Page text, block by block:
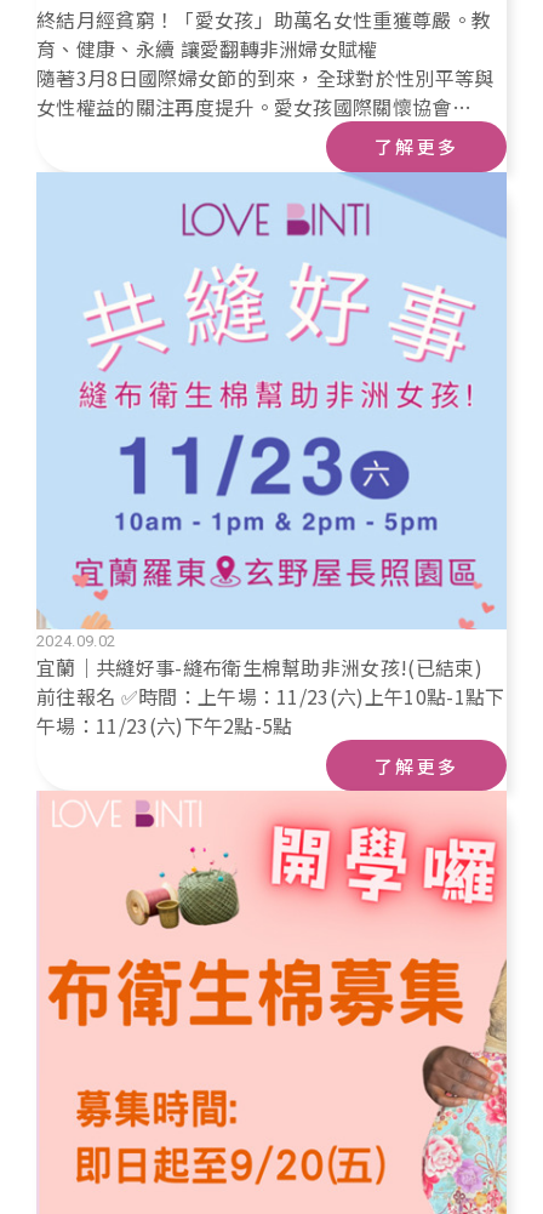
終結月經貧窮！「愛女孩」助萬名女性重獲尊嚴。教
育、健康、永續 讓愛翻轉非洲婦女賦權
隨著3月8日國際婦女節的到來，全球對於性別平等與
女性權益的關注再度提升。愛女孩國際關懷協會
（Love Binti International）作為致力於婦女賦權的
非營利組織，長年關注非洲及其他偏鄉地區女性的生
活條件，特別發起「電子發票捐贈」活動，用最簡單
的方式，為全球數以萬計的女性帶來改變的希望。
了解更多
2024.09.02
宜蘭｜共縫好事-縫布衛生棉幫助非洲女孩!(已結束)
前往報名 ✅時間：上午場：11/23(六)上午10點-1點下
午場：11/23(六)下午2點-5點
了解更多